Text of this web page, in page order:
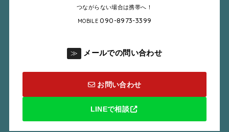
つながらない場合は携帯へ！
MOBILE090-8973-3399
≫ メールでの問い合わせ
お問い合わせ
LINEで相談